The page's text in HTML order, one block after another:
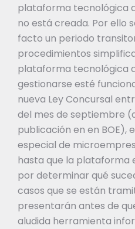
plataforma tecnológica
no está creada. Por ello
facto un periodo
procedimientos
plataforma tecnológica
gestionarse esté
nueva Ley Concursal
del mes de septiembre
publicación en en BOE),
especial de
hasta que la plataforma
por determinar qué
casos que se están
presentarán antes de
aludida herramienta